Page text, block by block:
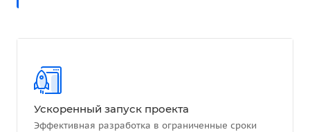
Ускоренный запуск проекта
Эффективная разработка в ограниченные сроки